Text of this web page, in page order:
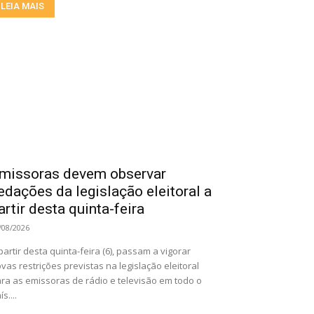
LEIA MAIS
devem observar
da legislação eleitoral a
desta quinta-feira
2026
desta quinta-feira (6), passam a vigorar
restrições previstas na legislação eleitoral
as emissoras de rádio e televisão em todo o